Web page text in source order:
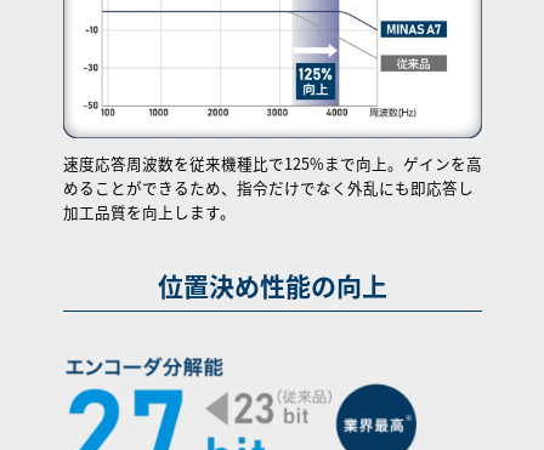
速度応答周波数を従来機種比で125%まで向上。ゲインを高
めることができるため、指令だけでなく外乱にも即応答し
加工品質を向上します。
位置決め性能の向上